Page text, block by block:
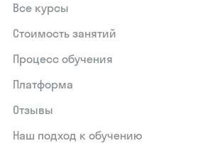
Все курсы
Стоимость занятий
Процесс обучения
Платформа
Отзывы
Наш подход к обучению